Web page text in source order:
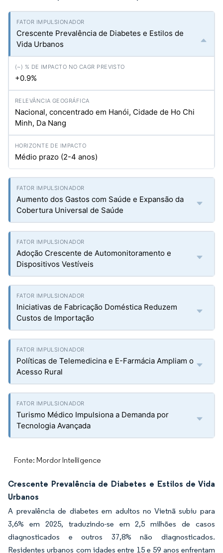
Crescente Prevalência de Diabetes e Estilos de
Vida Urbanos
+0.9%
Nacional, concentrado em Hanói, Cidade de Ho Chi
Minh, Da Nang
Médio prazo (2-4 anos)
Aumento dos Gastos com Saúde e Expansão da
Cobertura Universal de Saúde
Adoção Crescente de Automonitoramento e
Dispositivos Vestíveis
Iniciativas de Fabricação Doméstica Reduzem
Custos de Importação
Políticas de Telemedicina e E-Farmácia Ampliam o
Acesso Rural
Turismo Médico Impulsiona a Demanda por
Tecnologia Avançada
Fonte: Mordor Intelligence
Crescente Prevalência de Diabetes e Estilos de Vida
Urbanos
A prevalência de diabetes em adultos no Vietnã subiu para
3,6% em 2025, traduzindo-se em 2,5 milhões de casos
diagnosticados e outros 37,8% não diagnosticados.
Residentes urbanos com idades entre 15 e 59 anos enfrentam